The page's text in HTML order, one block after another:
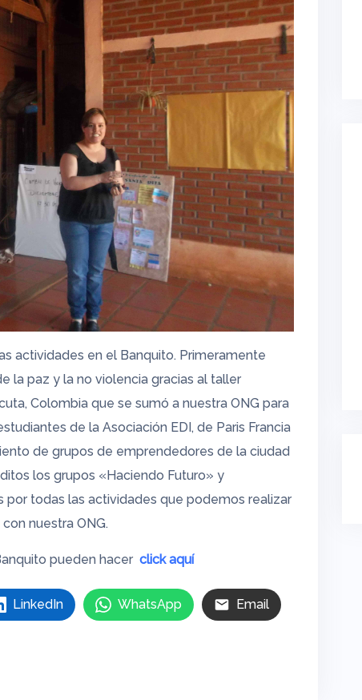
actividades en el Banquito. Primeramente
la paz y la no violencia gracias al taller
Colombia que se sumó a nuestra ONG para
de la Asociación EDI, de Paris Francia
de grupos de emprendedores de la ciudad
los grupos «Haciendo Futuro» y
todas las actividades que podemos realizar
nuestra ONG.
pueden hacer click aquí
LinkedIn WhatsApp Email